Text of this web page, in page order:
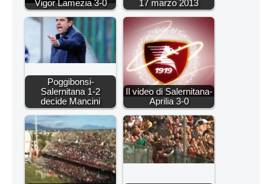
Vigor Lamezia 3-0
17 marzo 2013
Poggibonsi-
Salernitana 1-2
decide Mancini
Il video di Salernitana-
Aprilia 3-0